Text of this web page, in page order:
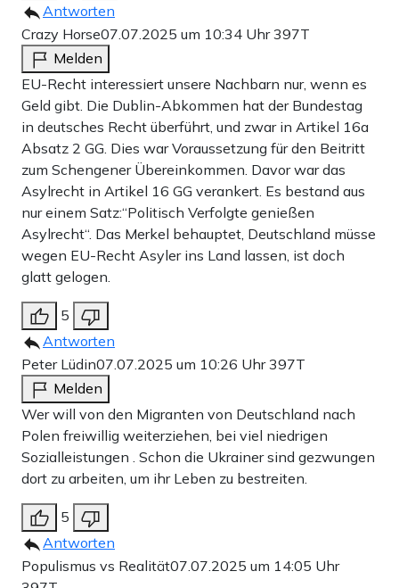
Antworten
Crazy Horse07.07.2025 um 10:34 Uhr397T
Melden
EU-Recht interessiert unsere Nachbarn nur, wenn es
Geld gibt. Die Dublin-Abkommen hat der Bundestag
in deutsches Recht überführt, und zwar in Artikel 16a
Absatz 2 GG. Dies war Voraussetzung für den Beitritt
zum Schengener Übereinkommen. Davor war das
Asylrecht in Artikel 16 GG verankert. Es bestand aus
nur einem Satz:“Politisch Verfolgte genießen
Asylrecht“. Das Merkel behauptet, Deutschland müsse
wegen EU-Recht Asyler ins Land lassen, ist doch
glatt gelogen.
5
Antworten
Peter Lüdin07.07.2025 um 10:26 Uhr397T
Melden
Wer will von den Migranten von Deutschland nach
Polen freiwillig weiterziehen, bei viel niedrigen
Sozialleistungen . Schon die Ukrainer sind gezwungen
dort zu arbeiten, um ihr Leben zu bestreiten.
5
Antworten
Populismus vs Realität07.07.2025 um 14:05 Uhr